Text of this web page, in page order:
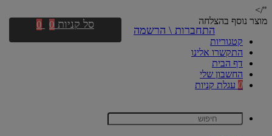
"/>
מוצר נוסף בהצלחה
קטגוריות
התקשרו אלינו
דף הבית
החשבון שלי
0 עגלת קניות
התחברות \ הרשמה סל קניות 0
0